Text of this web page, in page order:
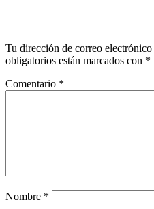
Tu dirección de correo
obligatorios están marcados con *
Comentario *
Nombre *